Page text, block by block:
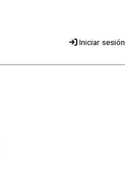
Iniciar sesión